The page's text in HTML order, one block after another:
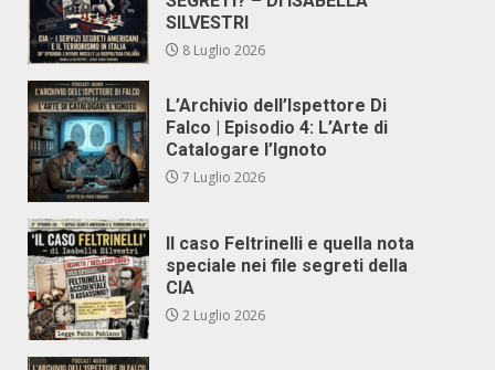
SILVESTRI
8 Luglio 2026
L’Archivio dell’Ispettore Di
Falco | Episodio 4: L’Arte di
Catalogare l’Ignoto
7 Luglio 2026
Il caso Feltrinelli e quella nota
speciale nei file segreti della
CIA
2 Luglio 2026